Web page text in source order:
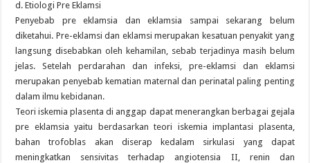
d. Etiologi Pre Eklamsi
Penyebab pre eklamsia dan eklamsia sampai sekarang belum
diketahui. Pre-eklamsi dan eklamsi merupakan kesatuan penyakit yang
langsung disebabkan oleh kehamilan, sebab terjadinya masih belum
jelas. Setelah perdarahan dan infeksi, pre-eklamsi dan eklamsi
merupakan penyebab kematian maternal dan perinatal paling penting
dalam ilmu kebidanan.
Teori iskemia plasenta di anggap dapat menerangkan berbagai gejala
pre eklamsia yaitu berdasarkan teori iskemia implantasi plasenta,
bahan trofoblas akan diserap kedalam sirkulasi yang dapat
meningkatkan sensivitas terhadap angiotensia II, renin dan